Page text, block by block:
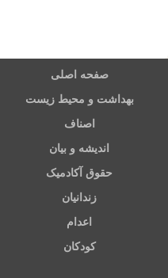
صفحه اصلی
بهداشت و محیط زیست
اصناف
اندیشه و بیان
حقوق آکادمیک
زندانیان
اعدام
کودکان